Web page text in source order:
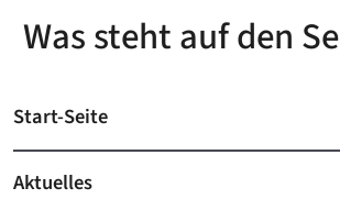
Was steht auf den
Start-Seite
Aktuelles